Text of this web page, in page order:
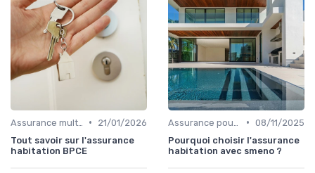
•
21/01/2026
Tout savoir sur l'assurance
habitation BPCE
• 08/11/2025
Pourquoi choisir l'assurance
habitation avec smeno ?